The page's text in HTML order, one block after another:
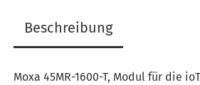
Beschreibung
Moxa 45MR-1600-T, Modul für die